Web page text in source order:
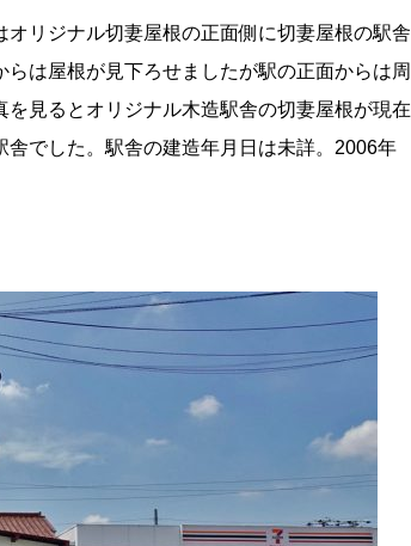
リジナル切妻屋根の正面側に切妻屋根の駅舎
は屋根が見下ろせましたが駅の正面からは周
見るとオリジナル木造駅舎の切妻屋根が現在
でした。駅舎の建造年月日は未詳。2006年